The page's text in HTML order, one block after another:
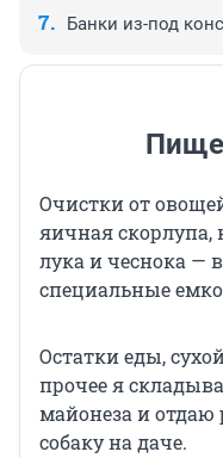
Банки из-под
Очистки от
яичная скорлупа,
лука и чеснока —
специальные
Остатки еды,
прочее я
майонеза и отдаю
собаку на даче.